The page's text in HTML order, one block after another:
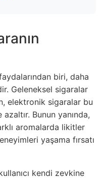
biri, daha
Geleneksel sigaralar
elektronik sigaralar bu
Bunun yanında,
aromalarda likitler
yaşama fırsatı
kendi zevkine